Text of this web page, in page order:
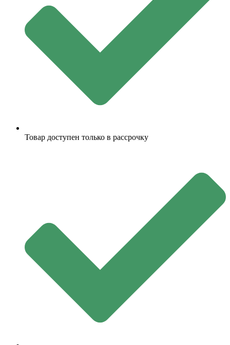
Товар доступен только в рассрочку